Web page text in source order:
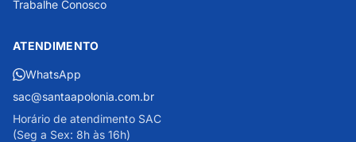
Trabalhe Conosco
ATENDIMENTO
WhatsApp
sac@santaapolonia.com.br
Horário de atendimento SAC
(Seg a Sex: 8h às 16h)